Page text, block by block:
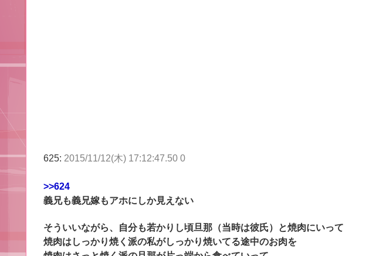
625: 2015/11/12(木) 17:12:47.50 0
>>624
義兄も義兄嫁もアホにしか見えない
そういいながら、自分も若かりし頃旦那（当時は彼氏）と焼肉にいって
焼肉はしっかり焼く派の私がしっかり焼いてる途中のお肉を